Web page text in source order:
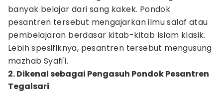
banyak belajar dari sang kakek. Pondok
pesantren tersebut mengajarkan ilmu salaf atau
pembelajaran berdasar kitab-kitab Islam klasik.
Lebih spesifiknya, pesantren tersebut mengusung
mazhab Syafi'i.
2. Dikenal sebagai Pengasuh Pondok Pesantren
Tegalsari